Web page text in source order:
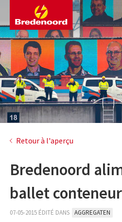
Retour à l'aperçu
Bredenoord
ballet conteneur
07-05-2015 ÉDITÉ DANS AGGREGATEN